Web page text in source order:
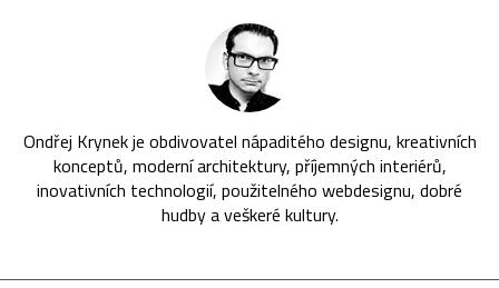
Ondřej Krynek je obdivovatel nápaditého designu, kreativních
konceptů, moderní architektury, příjemných interiérů,
inovativních technologií, použitelného webdesignu, dobré
hudby a veškeré kultury.